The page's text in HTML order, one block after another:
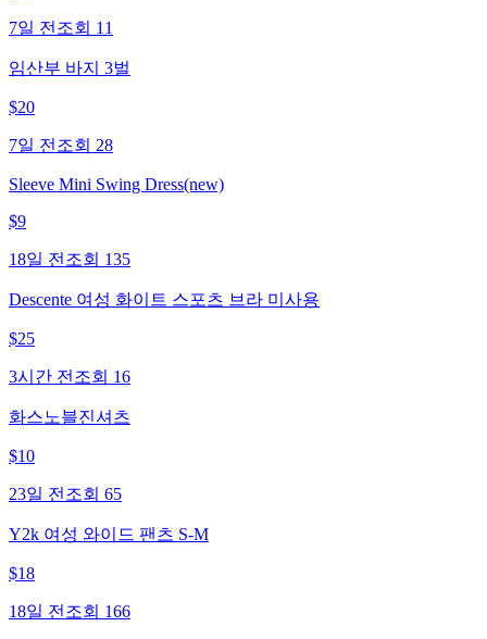
7일 전 조회 11
임산부 바지 3벌
$20
7일 전 조회 28
Sleeve Mini Swing Dress(new)
$9
18일 전 조회 135
Descente 여성 화이트 스포츠 브라 미사용
$25
3시간 전 조회 16
화스노블진셔츠
$10
23일 전 조회 65
Y2k 여성 와이드 팬츠 S-M
$18
18일 전 조회 166